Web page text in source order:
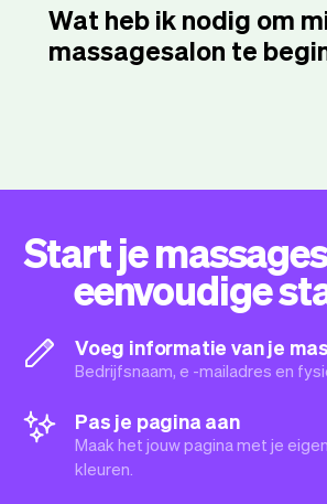
Wat heb ik nodig om
massagesalon te
Start je
eenvoudige
Voeg informatie van je
Bedrijfsnaam, e -mailadres en
Pas je pagina aan
Maak het jouw pagina met je
kleuren.